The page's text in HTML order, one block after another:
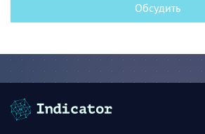
Обсудить